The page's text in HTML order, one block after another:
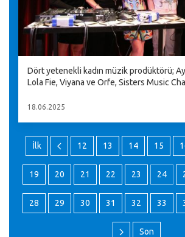
Dört yetenekli kadın müzik prodüktörü;
Lola Fie, Viyana ve Orfe, Sisters Music
18.06.2025
İlk 12 13 14 15
19 20 21 22 23 24
28 29 30 31 32 33
Son